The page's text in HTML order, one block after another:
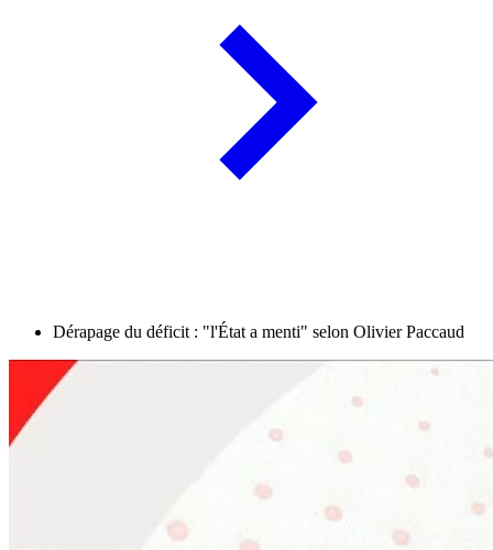
Dérapage du déficit : "l'État a menti" selon Olivier Paccaud